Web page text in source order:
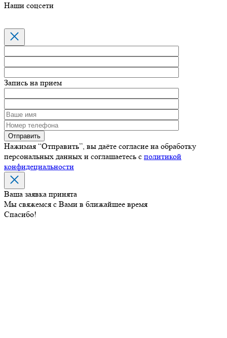
Наши соцсети
Запись на прием
Нажимая “Отправить”, вы даёте согласие на обработку
персональных данных и соглашаетесь с политикой
конфидециальности
Ваша заявка принята
Мы свяжемся с Вами в ближайшее время
Спасибо!